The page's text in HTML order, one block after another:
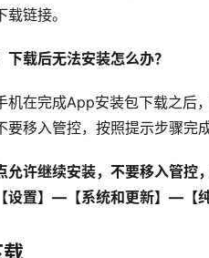
链接。
下载后无法安装怎么办？
机在完成App安装包下载之后
要移入管控，按照提示步骤完成
允许继续安装，不要移入管控
置】—【系统和更新】—【纯